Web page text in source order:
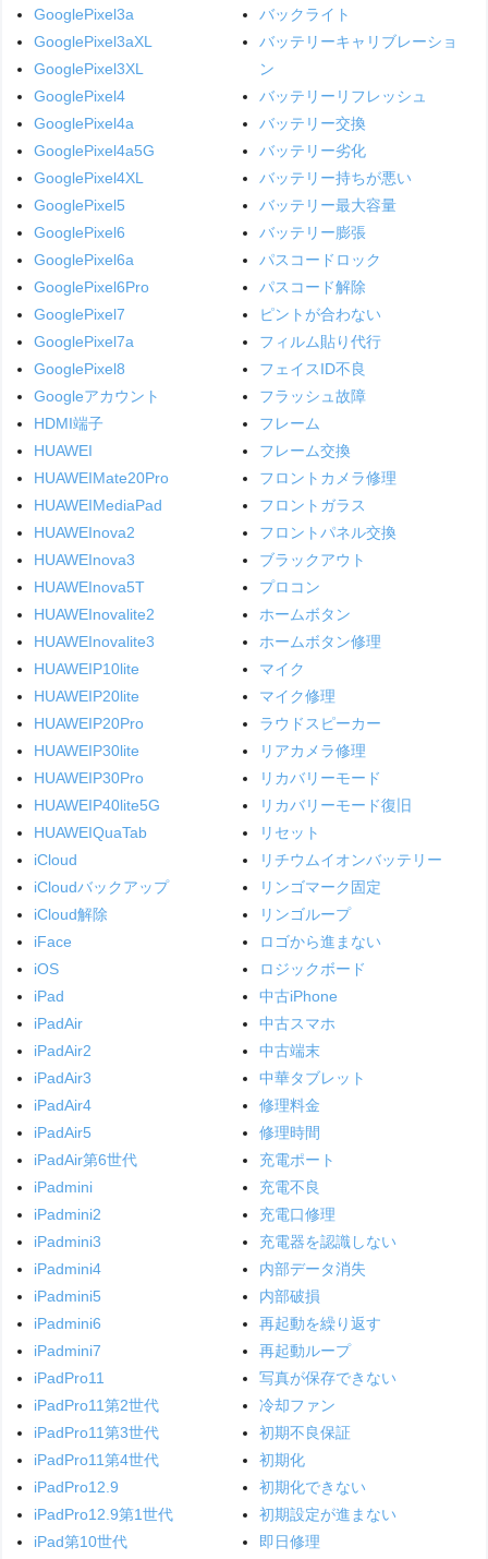
GooglePixel3a
GooglePixel3aXL
GooglePixel3XL
GooglePixel4
GooglePixel4a
GooglePixel4a5G
GooglePixel4XL
GooglePixel5
GooglePixel6
GooglePixel6a
GooglePixel6Pro
GooglePixel7
GooglePixel7a
GooglePixel8
Googleアカウント
HDMI端子
HUAWEI
HUAWEIMate20Pro
HUAWEIMediaPad
HUAWEInova2
HUAWEInova3
HUAWEInova5T
HUAWEInovalite2
HUAWEInovalite3
HUAWEIP10lite
HUAWEIP20lite
HUAWEIP20Pro
HUAWEIP30lite
HUAWEIP30Pro
HUAWEIP40lite5G
HUAWEIQuaTab
iCloud
iCloudバックアップ
iCloud解除
iFace
iOS
iPad
iPadAir
iPadAir2
iPadAir3
iPadAir4
iPadAir5
iPadAir第6世代
iPadmini
iPadmini2
iPadmini3
iPadmini4
iPadmini5
iPadmini6
iPadmini7
iPadPro11
iPadPro11第2世代
iPadPro11第3世代
iPadPro11第4世代
iPadPro12.9
iPadPro12.9第1世代
iPad第10世代
バックライト
バッテリーキャリブレーショ
ン
バッテリーリフレッシュ
バッテリー交換
バッテリー劣化
バッテリー持ちが悪い
バッテリー最大容量
バッテリー膨張
パスコードロック
パスコード解除
ピントが合わない
フィルム貼り代行
フェイスID不良
フラッシュ故障
フレーム
フレーム交換
フロントカメラ修理
フロントガラス
フロントパネル交換
ブラックアウト
プロコン
ホームボタン
ホームボタン修理
マイク
マイク修理
ラウドスピーカー
リアカメラ修理
リカバリーモード
リカバリーモード復旧
リセット
リチウムイオンバッテリー
リンゴマーク固定
リンゴループ
ロゴから進まない
ロジックボード
中古iPhone
中古スマホ
中古端末
中華タブレット
修理料金
修理時間
充電ポート
充電不良
充電口修理
充電器を認識しない
内部データ消失
内部破損
再起動を繰り返す
再起動ループ
写真が保存できない
冷却ファン
初期不良保証
初期化
初期化できない
初期設定が進まない
即日修理